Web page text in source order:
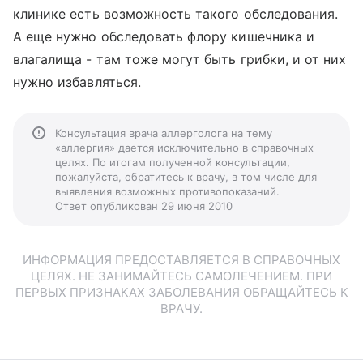
клинике есть возможность такого обследования.
А еще нужно обследовать флору кишечника и
влагалища - там тоже могут быть грибки, и от них
нужно избавляться.
Консультация врача аллерголога на тему
«аллергия» дается исключительно в справочных
целях. По итогам полученной консультации,
пожалуйста, обратитесь к врачу, в том числе для
выявления возможных противопоказаний.
Ответ опубликован 29 июня 2010
ИНФОРМАЦИЯ ПРЕДОСТАВЛЯЕТСЯ В СПРАВОЧНЫХ
ЦЕЛЯХ. НЕ ЗАНИМАЙТЕСЬ САМОЛЕЧЕНИЕМ. ПРИ
ПЕРВЫХ ПРИЗНАКАХ ЗАБОЛЕВАНИЯ ОБРАЩАЙТЕСЬ К
ВРАЧУ.